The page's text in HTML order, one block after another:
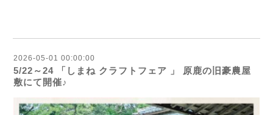
2026-05-01 00:00:00
5/22～24 「しまね クラフトフェア 」 原鹿の旧豪農屋
敷にて開催♪